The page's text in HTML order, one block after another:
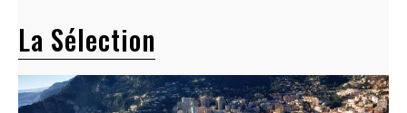
La Sélection